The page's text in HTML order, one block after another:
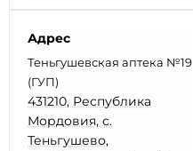
Адрес
Теньгушевская аптека №19
(ГУП)
431210, Республика
Мордовия, с.
Теньгушево,